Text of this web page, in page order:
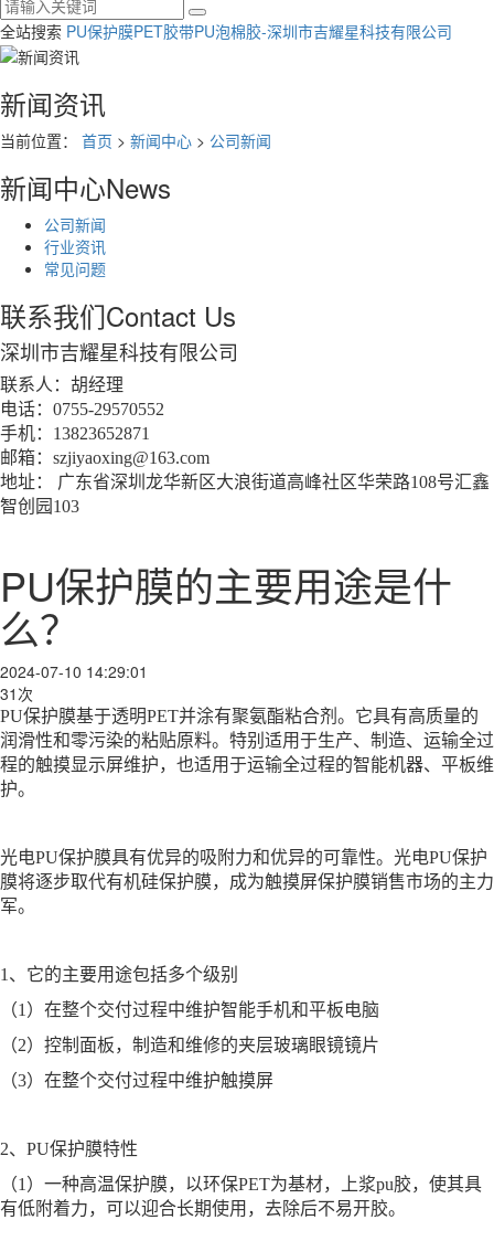
全站搜索 PU保护膜PET胶带PU泡棉胶-深圳市吉耀星科技有限公司
新闻资讯
当前位置： 首页 > 新闻中心 > 公司新闻
新闻中心News
公司新闻
行业资讯
常见问题
联系我们Contact Us
深圳市吉耀星科技有限公司
联系人：胡经理
电话：0755-29570552
手机：13823652871
邮箱：szjiyaoxing@163.com
地址： 广东省深圳龙华新区大浪街道高峰社区华荣路108号汇鑫
智创园103
PU保护膜的主要用途是什
么？
2024-07-10 14:29:01
31次
PU保护膜基于透明PET并涂有聚氨酯粘合剂。它具有高质量的
润滑性和零污染的粘贴原料。特别适用于生产、制造、运输全过
程的触摸显示屏维护，也适用于运输全过程的智能机器、平板维
护。
光电PU保护膜具有优异的吸附力和优异的可靠性。光电PU保护
膜将逐步取代有机硅保护膜，成为触摸屏保护膜销售市场的主力
军。
1、它的主要用途包括多个级别
（1）在整个交付过程中维护智能手机和平板电脑
（2）控制面板，制造和维修的夹层玻璃眼镜镜片
（3）在整个交付过程中维护触摸屏
2、PU保护膜特性
（1）一种高温保护膜，以环保PET为基材，上浆pu胶，使其具
有低附着力，可以迎合长期使用，去除后不易开胶。